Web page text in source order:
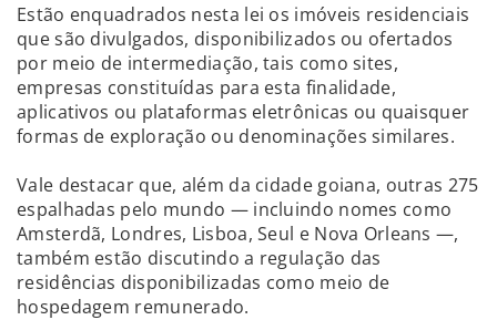
Estão enquadrados nesta lei os imóveis residenciais
que são divulgados, disponibilizados ou ofertados
por meio de intermediação, tais como sites,
empresas constituídas para esta finalidade,
aplicativos ou plataformas eletrônicas ou quaisquer
formas de exploração ou denominações similares.
Vale destacar que, além da cidade goiana, outras 275
espalhadas pelo mundo — incluindo nomes como
Amsterdã, Londres, Lisboa, Seul e Nova Orleans —,
também estão discutindo a regulação das
residências disponibilizadas como meio de
hospedagem remunerado.